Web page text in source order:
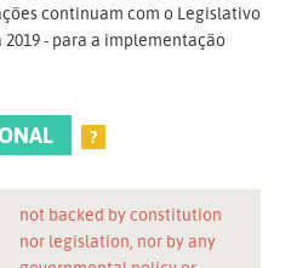
continuam com o Legislativo
- para a implementação
?
not backed by constitution
nor legislation, nor by any